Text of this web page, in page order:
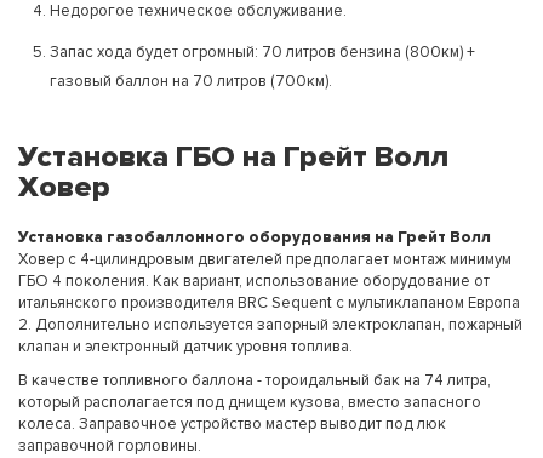
Недорогое техническое обслуживание.
Запас хода будет огромный: 70 литров бензина (800км) +
газовый баллон на 70 литров (700км).
Установка ГБО на Грейт Волл
Ховер
Установка газобаллонного оборудования на Грейт Волл
Ховер с 4-цилиндровым двигателей предполагает монтаж минимум
ГБО 4 поколения. Как вариант, использование оборудование от
итальянского производителя BRC Sequent с мультиклапаном Европа
2. Дополнительно используется запорный электроклапан, пожарный
клапан и электронный датчик уровня топлива.
В качестве топливного баллона - тороидальный бак на 74 литра,
который располагается под днищем кузова, вместо запасного
колеса. Заправочное устройство мастер выводит под люк
заправочной горловины.